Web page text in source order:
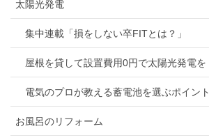
太陽光発電
集中連載「損をしない卒FITとは？」
屋根を貸して設置費用0円で太陽光発電を
電気のプロが教える蓄電池を選ぶポイント
お風呂のリフォーム